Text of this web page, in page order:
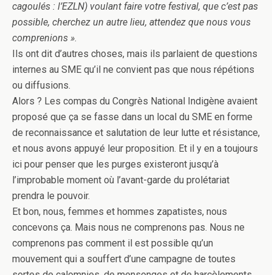
cagoulés : l’EZLN) voulant faire votre festival, que c’est pas
possible, cherchez un autre lieu, attendez que nous vous
comprenions ».
Ils ont dit d’autres choses, mais ils parlaient de questions
internes au SME qu’il ne convient pas que nous répétions
ou diffusions.
Alors ? Les compas du Congrès National Indigène avaient
proposé que ça se fasse dans un local du SME en forme
de reconnaissance et salutation de leur lutte et résistance,
et nous avons appuyé leur proposition. Et il y en a toujours
ici pour penser que les purges existeront jusqu’à
l’improbable moment où l’avant-garde du prolétariat
prendra le pouvoir.
Et bon, nous, femmes et hommes zapatistes, nous
concevons ça. Mais nous ne comprenons pas. Nous ne
comprenons pas comment il est possible qu’un
mouvement qui a souffert d’une campagne de toutes